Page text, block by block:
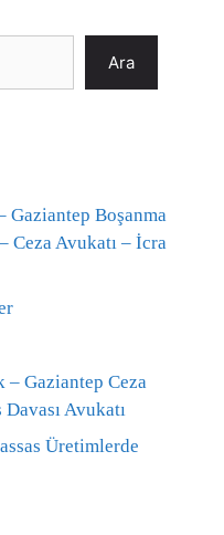
Ara
Boşanma
Ceza Avukatı – İcra
Gaziantep Ceza
Avukatı
Üretimlerde